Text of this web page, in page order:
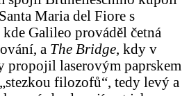
Maria del Fiore s
Galileo prováděl četná
a The Bridge, kdy v
propojil laserovým paprskem
filozofů“, tedy levý a